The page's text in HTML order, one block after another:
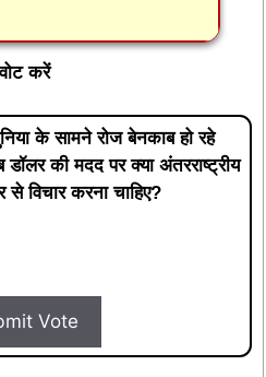
करें
के सामने रोज बेनकाब हो रहे
की मदद पर क्या अंतरराष्ट्रीय
से विचार करना चाहिए?
Vote